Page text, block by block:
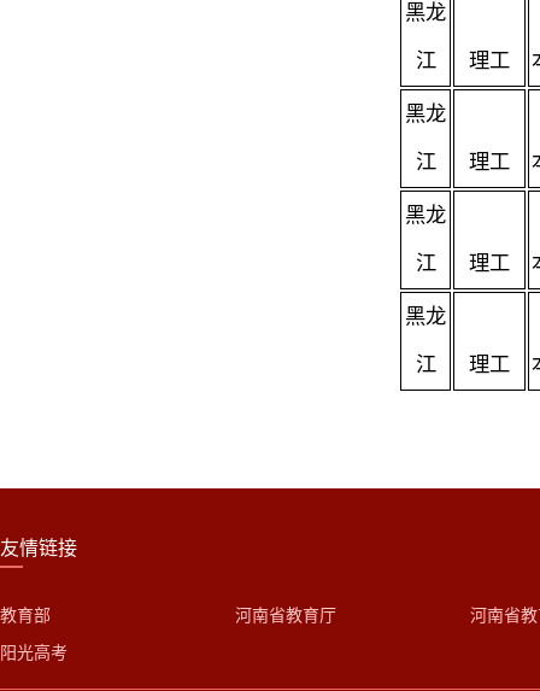
黑龙
江 理工
黑龙
江 理工
黑龙
江 理工
黑龙
江 理工
友情链接
教育部
阳光高考
河南省教育厅 河南省